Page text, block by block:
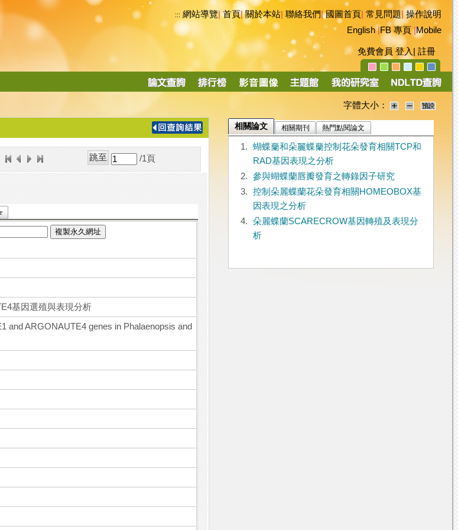
::: 網站導覽|首頁|關於本站 聯絡我們|國圖首頁 常見問題|操作說明
English|FB 專頁|Mobile
免費會員 登入 註冊
導
字體大小：
/1 頁
複製永久網址
基因選殖與表現分析
and ARGONAUTE4 genes in Phalaenopsis and
相關論文 相關期刊 熱門點閱論文
1.
蝴蝶蘭和朵麗蝶蘭控制花朵發育相關TCP和
RAD基因表現之分析
2.
參與蝴蝶蘭唇瓣發育之轉錄因子研究
3.
控制朵麗蝶蘭花朵發育相關HOMEOBOX基
因表現之分析
4.
朵麗蝶蘭SCARECROW基因轉殖及表現分
析